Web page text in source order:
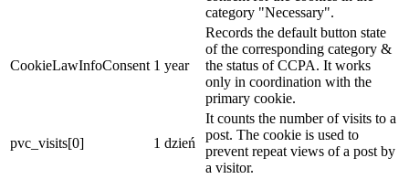
category "Necessary".
CookieLawInfoConsent 1 year
Records the default button state
of the corresponding category &
the status of CCPA. It works
only in coordination with the
primary cookie.
pvc_visits[0] 1 dzień
It counts the number of visits to a
post. The cookie is used to
prevent repeat views of a post by
a visitor.